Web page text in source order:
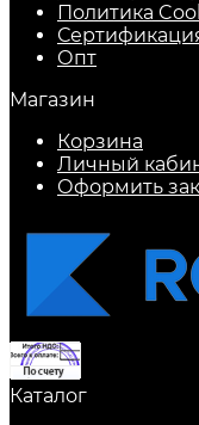
Политика
Опт
Магазин
Корзина
Личный
Оформить
Каталог